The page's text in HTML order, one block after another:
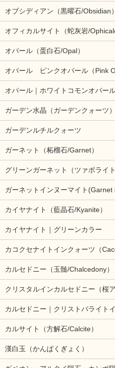
オブシディアン（黒曜石/Obsidian）
オフィカルサイト（蛇灰岩/
オパール（蛋白石/Opal）
オパール ピンクオパール（Pink
オパール｜ホワイトコモンオパー
ガーデン水晶（ガーデンクォーツ）
ガーデンルチルクォーツ
ガーネット（柘榴石/Garnet）
グリーンガーネット（ツァボライト
ガーネットインヌーマイト(Garnet
カイヤナイト（藍晶石/Kyanite）
カイヤナイト｜グリーンカラー
カコクセナイトインクォーツ（
カルセドニー（玉髄/Chalcedony）
クリスタルインカルセドニー（桜ア
カルセドニー｜クリストバライト
カルサイト（方解石/Calcite）
漢白玉（かんぱくぎょく）